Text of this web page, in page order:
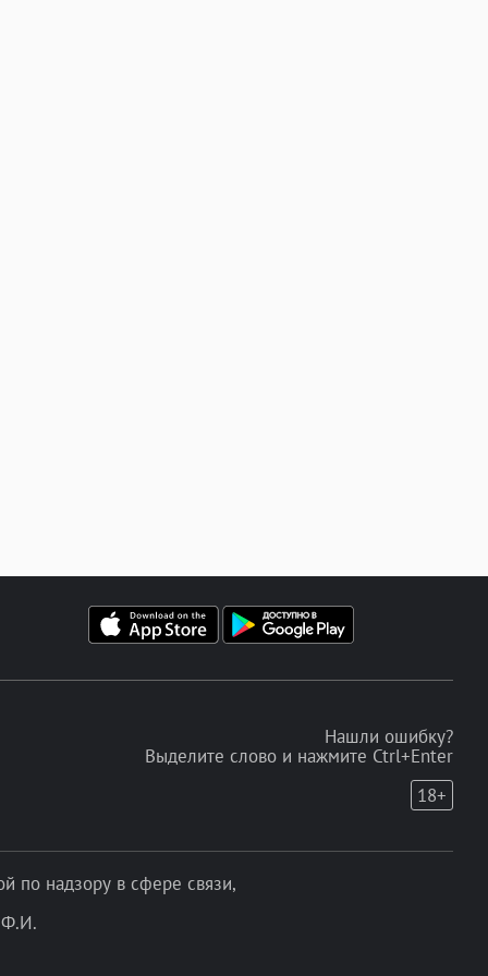
Нашли ошибку?
Выделите слово и нажмите Ctrl+Enter
18+
по надзору в сфере связи,
Ф.И.